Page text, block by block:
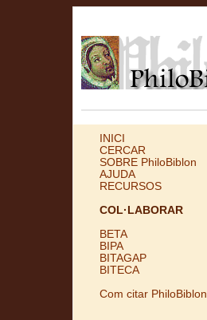
INICI
CERCAR
SOBRE PhiloBiblon
AJUDA
RECURSOS
COL·LABORAR
BETA
BIPA
BITAGAP
BITECA
Com citar PhiloBiblon